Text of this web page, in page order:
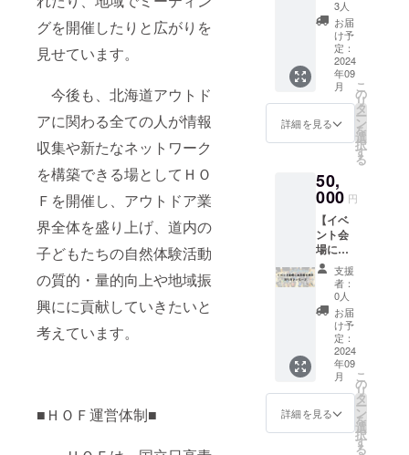
グを開催したりと広がりを
⾒せています。
今後も、北海道アウトド
アに関わる全ての⼈が情報
収集や新たなネットワーク
を構築できる場としてＨＯ
Ｆを開催し、アウトドア業
界全体を盛り上げ、道内の
⼦どもたちの⾃然体験活動
の質的・量的向上や地域振
興にに貢献していきたいと
考えています。
■ＨＯＦ運営体制■
（金）
～17日
（日）
） 掲載
方法：
文字の
は、辞
退とご
記入く
ださ
い。 掲
載期
間：北
海道ア
ウトド
2024開
催期間
中
（2024
年11月
15日
（金）
～17日
（日）
） 掲載
方法：
文字の
名前を
掲示さ
せてい
ただき
ます。
※支援
時、必
ず備考
欄に掲
前をご
記入く
ださ
い。
掲
載を辞
退され
る場合
は、辞
退とご
記入く
ださ
い。 掲
載期
間：北
海道ア
ウトド
メッ
セー
ジ】 感
謝の気
持ちを
込め
て、お
礼の
メッ
セージ
金受領
書をお
送りし
ます。
イベン
ト当
日、会
場にお
名前を
掲示さ
せてい
ただき
ます。
※支援
時、必
ず備考
欄に掲
3人
お届
け予
定：
2024
年09
月
詳細を見る
こ
の
リ
タ
ー
ン
を
選
択
す
る
50,
000 円
【イベ
ント会
場にお
名前を
掲示・
お礼の
メッ
セー
ジ】 感
謝の気
持ちを
込め
て、お
礼の
メッ
セージ
支援
者：
0人
お届
け予
定：
2024
年09
月
詳細を見る
こ
の
リ
タ
ー
ン
を
選
択
す
る